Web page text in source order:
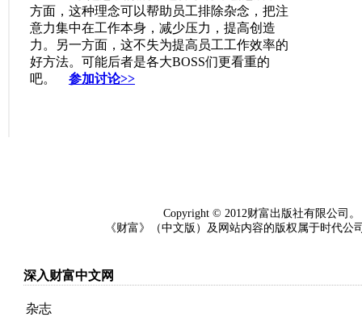
方面，这种理念可以帮助员工排除杂念，把注
意力集中在工作本身，减少压力，提高创造
力。另一方面，这不失为提高员工工作效率的
好方法。可能后者是各大BOSS们更看重的
吧。 参加讨论>>
Copyright © 2012财富出版社有限公司
《财富》（中文版）及网站内容的版权属于时代
深入财富中文网
杂志